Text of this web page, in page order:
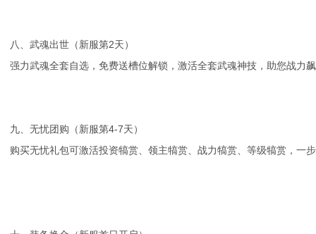
八、武魂出世（新服第2天）
强力武魂全套自选，免费送槽位解锁，激活全套武魂神技，助您战力
九、无忧团购（新服第4-7天）
购买无忧礼包可激活投资犒赏、领主犒赏、战力犒赏、等级犒赏，一